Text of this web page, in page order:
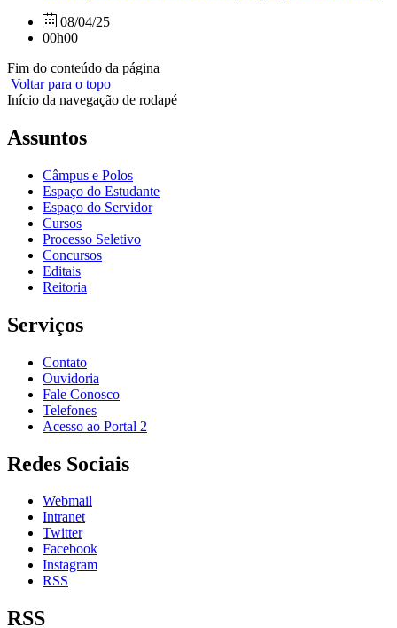
08/04/25
00h00
Fim do conteúdo da página
Voltar para o topo
Início da navegação de rodapé
Assuntos
Câmpus e Polos
Espaço do Estudante
Espaço do Servidor
Cursos
Processo Seletivo
Concursos
Editais
Reitoria
Serviços
Contato
Ouvidoria
Fale Conosco
Telefones
Acesso ao Portal 2
Redes Sociais
Webmail
Intranet
Twitter
Facebook
Instagram
RSS
RSS